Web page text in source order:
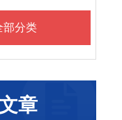
部分类
章